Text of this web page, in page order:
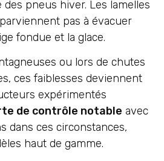
pneus hiver. Les lamelles
pas à évacuer
fondue et la glace.
ou lors de chutes
ces faiblesses deviennent
expérimentés
de contrôle notable avec
dans ces circonstances,
haut de gamme.